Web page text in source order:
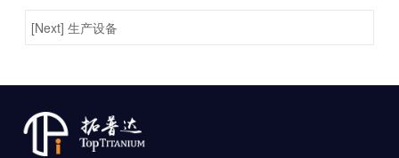
[Next] 生产设备